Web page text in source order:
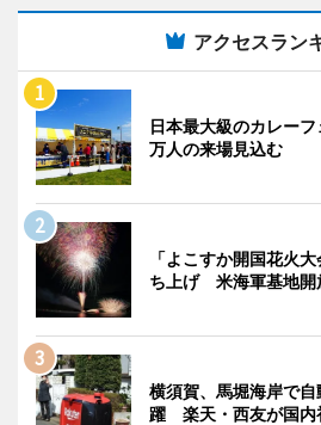
アクセスラン
日本最大級のカレー
万人の来場見込む
「よこすか開国花火
ち上げ 米海軍基地開
横須賀、馬堀海岸で
躍 楽天・西友が国内